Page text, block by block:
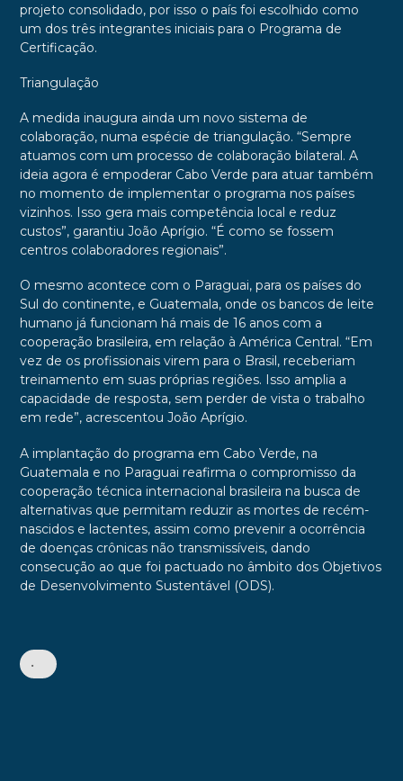
projeto consolidado, por isso o país foi escolhido como
um dos três integrantes iniciais para o Programa de
Certificação.
Triangulação
A medida inaugura ainda um novo sistema de
colaboração, numa espécie de triangulação. “Sempre
atuamos com um processo de colaboração bilateral. A
ideia agora é empoderar Cabo Verde para atuar também
no momento de implementar o programa nos países
vizinhos. Isso gera mais competência local e reduz
custos”, garantiu João Aprígio. “É como se fossem
centros colaboradores regionais”.
O mesmo acontece com o Paraguai, para os países do
Sul do continente, e Guatemala, onde os bancos de leite
humano já funcionam há mais de 16 anos com a
cooperação brasileira, em relação à América Central. “Em
vez de os profissionais virem para o Brasil, receberiam
treinamento em suas próprias regiões. Isso amplia a
capacidade de resposta, sem perder de vista o trabalho
em rede”, acrescentou João Aprígio.
A implantação do programa em Cabo Verde, na
Guatemala e no Paraguai reafirma o compromisso da
cooperação técnica internacional brasileira na busca de
alternativas que permitam reduzir as mortes de recém-
nascidos e lactentes, assim como prevenir a ocorrência
de doenças crônicas não transmissíveis, dando
consecução ao que foi pactuado no âmbito dos Objetivos
de Desenvolvimento Sustentável (ODS).
•